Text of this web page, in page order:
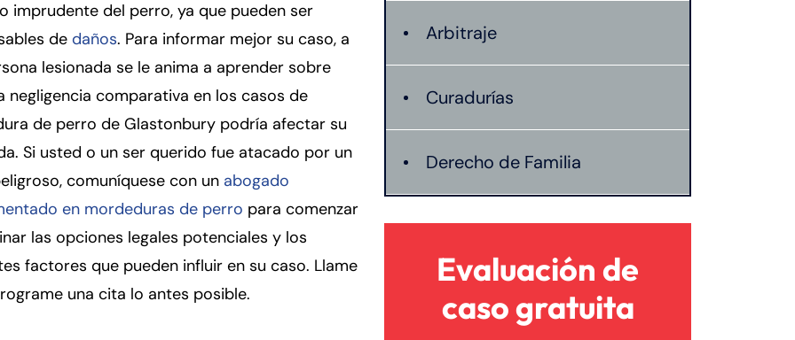
imprudente del perro, ya que pueden ser
de daños. Para informar mejor su caso, a
lesionada se le anima a aprender sobre
negligencia comparativa en los casos de
de perro de Glastonbury podría afectar su
Si usted o un ser querido fue atacado por un
comuníquese con un abogado
en mordeduras de perro para comenzar
las opciones legales potenciales y los
factores que pueden influir en su caso. Llame
una cita lo antes posible.
Arbitraje
Curadurías
Derecho de Familia
Lesión catastrófica
Lesión por quemadura
Evaluación de
caso gratuita